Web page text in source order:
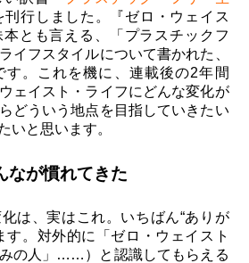
刊行しました。『ゼロ・ウェイス
本とも言える、「プラスチックフ
イフスタイルについて書かれた、
す。これを機に、連載後の2年間
ェイスト・ライフにどんな変化が
どういう地点を目指していきたい
いと思います。
なが慣れてきた
は、実はこれ。いちばん“ありが
す。対外的に「ゼロ・ウェイスト
の人」……）と認識してもらえる